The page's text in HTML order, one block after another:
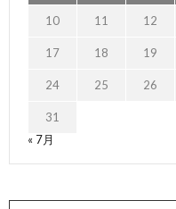
10 11 12
17 18 19
24 25 26
31
« 7月